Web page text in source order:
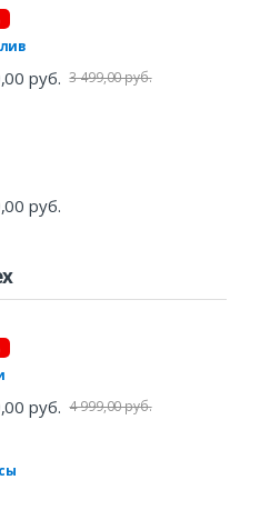
руб. 3 499,00 руб.
руб.
руб. 4 999,00 руб.